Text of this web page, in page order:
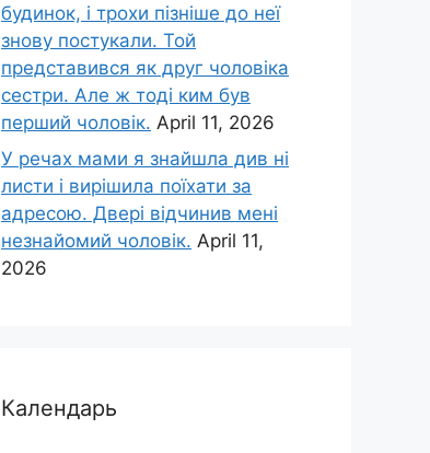
будинок, і трохи пізніше до неї
знову постукали. Той
представився як друг чоловіка
сестри. Але ж тоді ким був
перший чоловік. April 11, 2026
У речах мами я знайшла див ні
листи і вирішила поїхати за
адресою. Двері відчинив мені
незнайомий чоловік. April 11,
2026
Календарь